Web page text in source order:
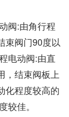
阀:由角行程
束阀门90度以
电动阀:由直
，结束阀板上
化程度较高的
较佳。